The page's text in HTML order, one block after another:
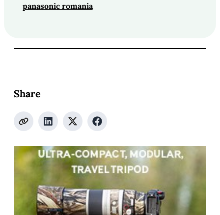
panasonic romania
Share